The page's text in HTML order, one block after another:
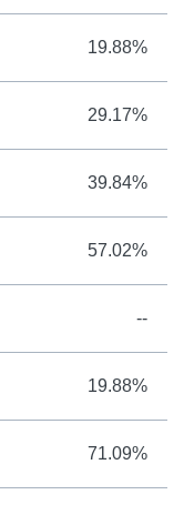
19.88%
29.17%
39.84%
57.02%
--
19.88%
71.09%